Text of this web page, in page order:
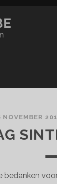
NOVEMBER
bedanken